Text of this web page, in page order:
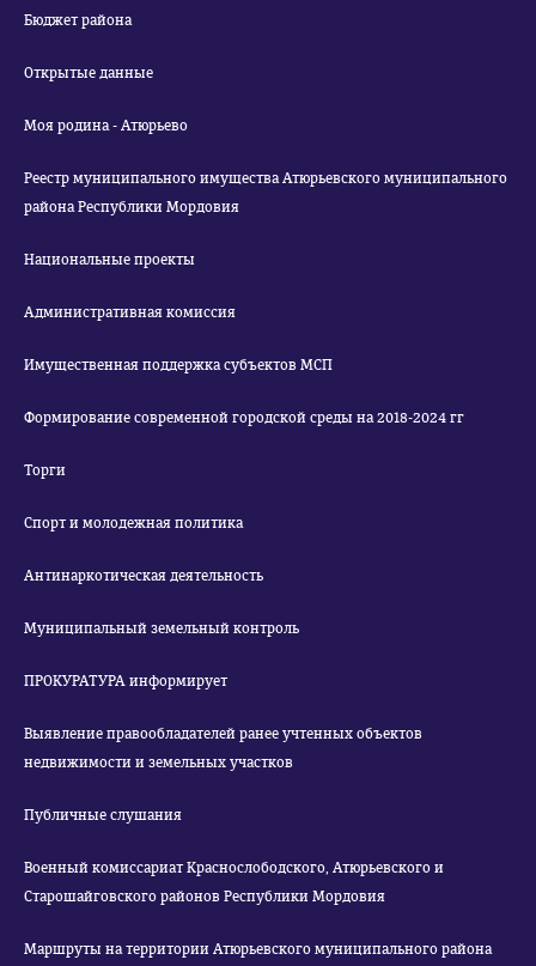
Бюджет района
Открытые данные
Моя родина - Атюрьево
Реестр муниципального имущества Атюрьевского муниципального
района Республики Мордовия
Национальные проекты
Административная комиссия
Имущественная поддержка субъектов МСП
Формирование современной городской среды на 2018-2024 гг
Торги
Спорт и молодежная политика
Антинаркотическая деятельность
Муниципальный земельный контроль
ПРОКУРАТУРА информирует
Выявление правообладателей ранее учтенных объектов
недвижимости и земельных участков
Публичные слушания
Военный комиссариат Краснослободского, Атюрьевского и
Старошайговского районов Республики Мордовия
Маршруты на территории Атюрьевского муниципального района